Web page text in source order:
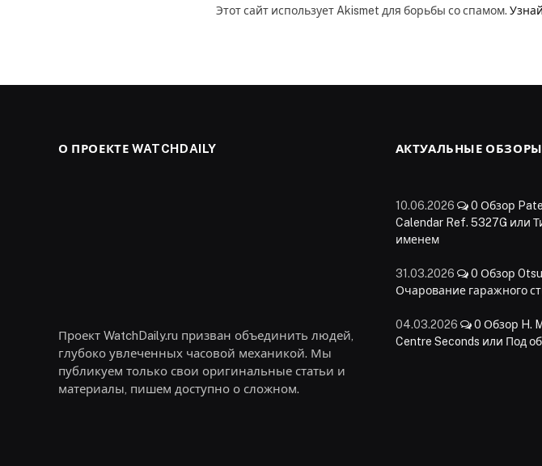
Этот сайт использует Akismet для борьбы со спамом.
О ПРОЕКТЕ WATCHDAILY
Проект WatchDaily.ru призван объединить людей,
глубоко увлеченных часовой механикой. Мы
публикуем только свои оригинальные статьи и
материалы, пишем доступно о сложном.
АКТУАЛЬНЫЕ
10.06.2026 0 Обзор
Calendar Ref. 5327G или
именем
31.03.2026 0 Обзор
Очарование гаражного
04.03.2026 0 Обзор H.
Centre Seconds или Под